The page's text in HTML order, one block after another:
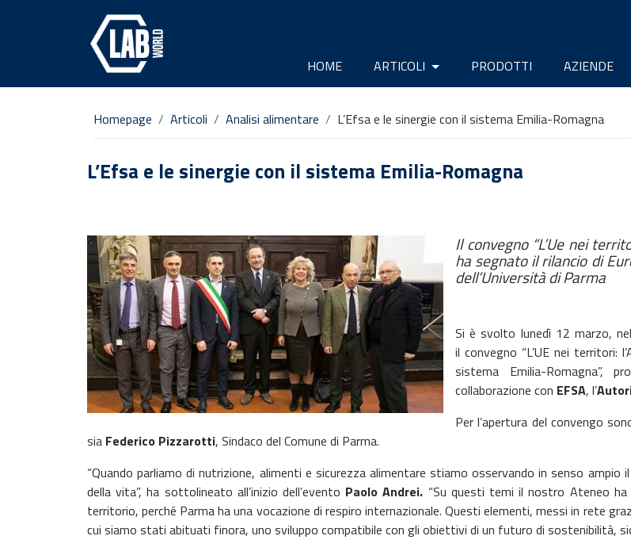
HOME ARTICOLI PRODOTTI AZIENDE
Homepage Articoli Analisi alimentare L’Efsa e le sinergie con il sistema Emilia-Romagna
L’Efsa e le sinergie con il sistema Emilia-Romagna
Il convegno “L’Ue nei
ha segnato il rilancio di
dell’Università di Parma
Si è svolto lunedì 12 marzo,
il convegno “L’UE nei territori:
sistema Emilia-Romagna”,
collaborazione con EFSA, l’
Per l’apertura del convengo
sia Federico Pizzarotti, Sindaco del Comune di Parma.
“Quando parliamo di nutrizione, alimenti e sicurezza alimentare stiamo osservando in senso
della vita”, ha sottolineato all’inizio dell’evento Paolo Andrei. “Su questi temi il nostro Ateneo
territorio, perché Parma ha una vocazione di respiro internazionale. Questi elementi, messi in rete
cui siamo stati abituati finora, uno sviluppo compatibile con gli obiettivi di un futuro di sostenibilità,